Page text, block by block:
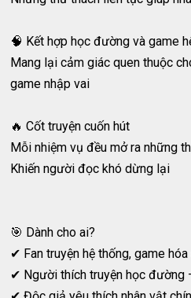
🧠 Kết hợp học đường và game
Mang lại cảm giác quen thuộc
game nhập vai
🔥 Cốt truyện cuốn hút
Mỗi nhiệm vụ đều mở ra những
Khiến người đọc khó dừng lại
🎯 Dành cho ai?
✔ Fan truyện hệ thống, game
✔ Người thích truyện học đường